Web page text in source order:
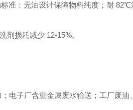
准；无油设计保障物料纯度；耐 82℃
剂损耗减少 12-15%。
电子厂含重金属废水输送；工厂废油